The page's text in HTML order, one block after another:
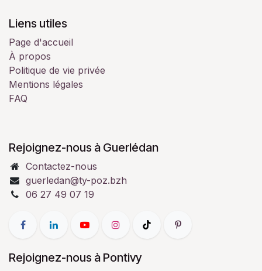
Liens utiles
Page d'accueil
À propos
Politique de vie privée
Mentions légales
FAQ
Rejoignez-nous à Guerlédan
Contactez-nous
guerledan@ty-poz.bzh
06 27 49 07 19
Rejoignez-nous à Pontivy